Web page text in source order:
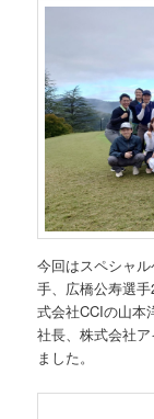
今回はスペシャ
手、広橋公寿選
式会社CCIの山本
社長、株式会社
ました。